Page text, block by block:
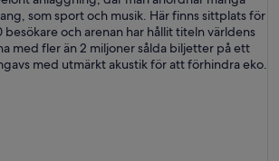
som sport och musik. Här finns sittplats för
och arenan har hållit titeln världens
med fler än 2 miljoner sålda biljetter på ett
med utmärkt akustik för att förhindra eko.